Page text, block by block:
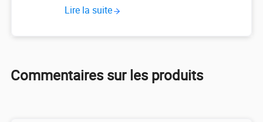
Lire la suite
Commentaires sur les produits